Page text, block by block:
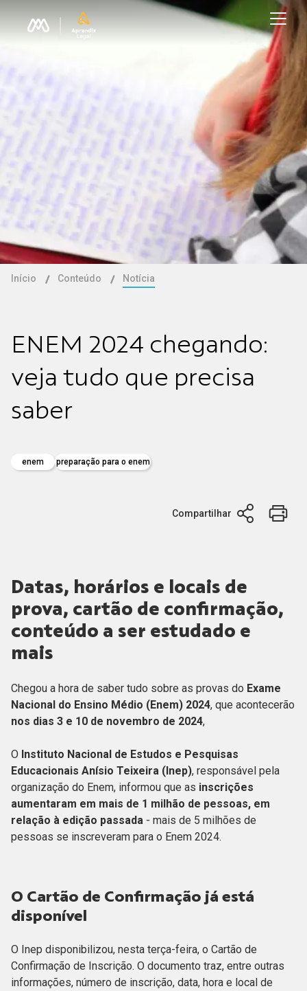
Início Conteúdo Notícia
ENEM 2024 chegando:
veja tudo que precisa
saber
enem preparação para o enem
Compartilhar
Datas, horários e locais de
prova, cartão de confirmação,
conteúdo a ser estudado e
mais
Chegou a hora de saber tudo sobre as provas do Exame
Nacional do Ensino Médio (Enem) 2024, que acontecerão
nos dias 3 e 10 de novembro de 2024,
O Instituto Nacional de Estudos e Pesquisas
Educacionais Anísio Teixeira (Inep), responsável pela
organização do Enem, informou que as inscrições
aumentaram em mais de 1 milhão de pessoas, em
relação à edição passada - mais de 5 milhões de
pessoas se inscreveram para o Enem 2024.
O Cartão de Confirmação já está
disponível
O Inep disponibilizou, nesta terça-feira, o Cartão de
Confirmação de Inscrição. O documento traz, entre outras
informações, número de inscrição, data, hora e local de